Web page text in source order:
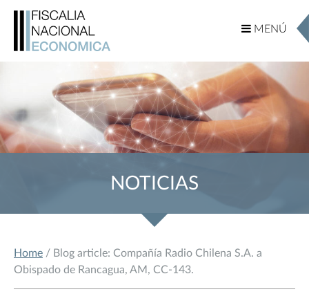
MENÚ
MENÚ
NOTICIAS
Home / Blog article: Compañía Radio Chilena S.A. a
Obispado de Rancagua, AM, CC-143.